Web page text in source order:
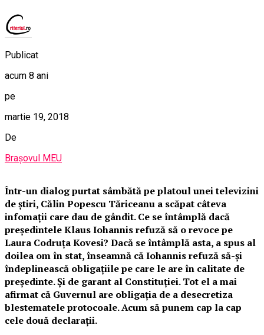
Publicat
acum 8 ani
pe
martie 19, 2018
De
Brașovul MEU
Într-un dialog purtat sâmbătă pe platoul unei televizini
de știri, Călin Popescu Tăriceanu a scăpat câteva
infomații care dau de gândit. Ce se întâmplă dacă
președintele Klaus Iohannis refuză să o revoce pe
Laura Codruța Kovesi? Dacă se întâmplă asta, a spus al
doilea om în stat, înseamnă că Iohannis refuză să-și
îndeplinească obligațiile pe care le are în calitate de
președinte. Și de garant al Constituției. Tot el a mai
afirmat că Guvernul are obligația de a desecretiza
blestematele protocoale. Acum să punem cap la cap
cele două declarații.